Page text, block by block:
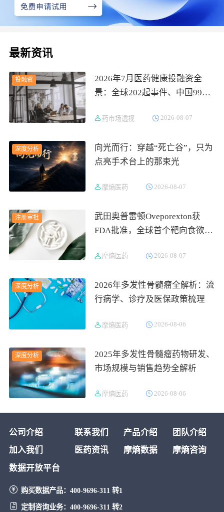
最新资讯
投融资
2026年7月医药健康投融资全
景：全球202起事件、中国99
吸金564亿
药市场透视 2026-08-07
深度分析
向光而行：穿越“死亡谷”，只为
点亮手术台上的那束光
摩熵医药 2026-08-07
注册审批
武田奥普雷顿Oveporexton获
FDA批准，全球首个靶向食欲素
上市摩熵医药 2026-08-07
深度分析
2026年多发性骨髓瘤全解析：流
行病学、诊疗及医保政策梳理
摩熵医药 2026-08-06
深度分析
2025年多发性骨髓瘤药物研发、
市场规模与销售趋势全解析
摩熵医药 2026-08-06
公司介绍 联系我们 产品介绍
团队介绍
加入我们
医药资讯 摩熵数据
摩熵咨询
数据开放平台
购买数据产品： 400-9696-311 转1
定制咨询业务： 400-9696-311 转2